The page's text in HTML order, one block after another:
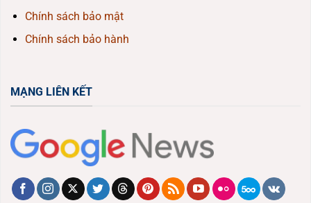
Chính sách bảo mật
Chính sách bảo hành
MẠNG LIÊN KẾT